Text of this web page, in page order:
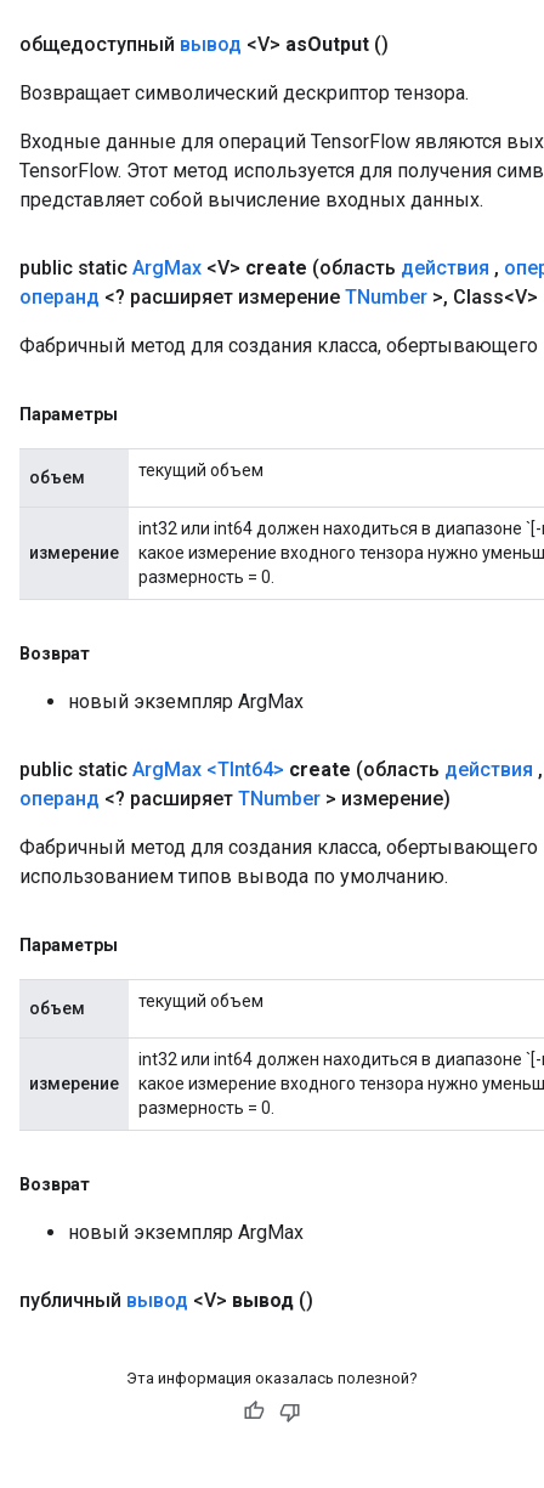
общедоступный вывод <V> asOutput ()
Возвращает символический дескриптор тензора.
Входные данные для операций TensorFlow являются
TensorFlow. Этот метод используется для получения
представляет собой вычисление входных данных.
public static ArgMax <V> create (область действия ,
операнд <? расширяет измерение TNumber >,
Фабричный метод для создания класса,
Параметры
объем текущий объем
измерение
int32 или int64 должен находиться в диапазоне
какое измерение входного тензора нужно
размерность = 0.
Возврат
новый экземпляр ArgMax
public static ArgMax <TInt64> create (область действия ,
операнд <? расширяет TNumber > измерение)
Фабричный метод для создания класса,
использованием типов вывода по умолчанию.
Параметры
объем текущий объем
измерение
int32 или int64 должен находиться в диапазоне
какое измерение входного тензора нужно
размерность = 0.
Возврат
новый экземпляр ArgMax
публичный вывод <V> вывод ()
Эта информация оказалась полезной?